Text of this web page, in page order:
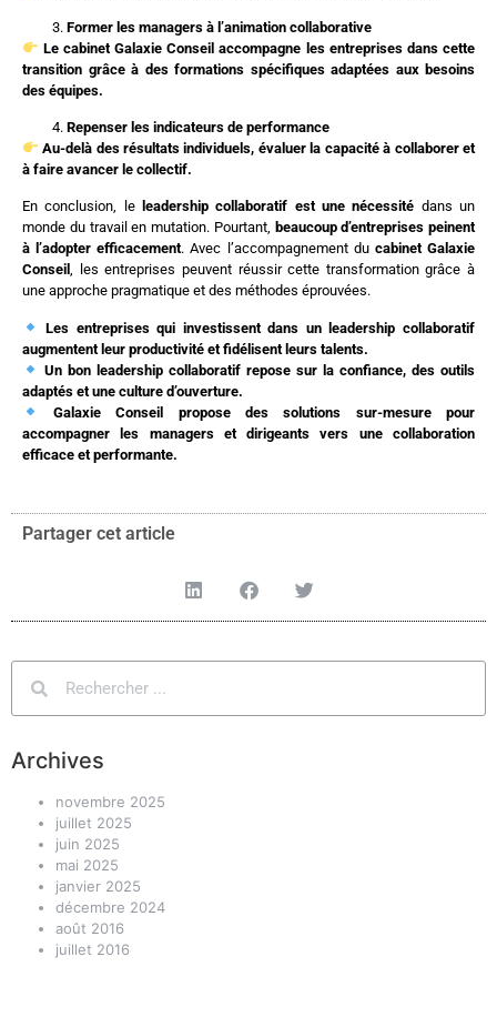
Former les managers à l’animation collaborative
Le cabinet Galaxie Conseil accompagne les entreprises dans cette
transition grâce à des formations spécifiques adaptées aux besoins
des équipes.
Repenser les indicateurs de performance
Au-delà des résultats individuels, évaluer la capacité à collaborer et
à faire avancer le collectif.
En conclusion, le leadership collaboratif est une nécessité dans un
monde du travail en mutation. Pourtant, beaucoup d’entreprises peinent
à l’adopter efficacement. Avec l’accompagnement du cabinet Galaxie
Conseil , les entreprises peuvent réussir cette transformation grâce à
une approche pragmatique et des méthodes éprouvées.
Les entreprises qui investissent dans un leadership collaboratif
augmentent leur productivité et fidélisent leurs talents.
Un bon leadership collaboratif repose sur la confiance, des outils
adaptés et une culture d’ouverture.
Galaxie Conseil propose des solutions sur-mesure pour
accompagner les managers et dirigeants vers une collaboration
efficace et performante.
Partager cet article
Archives
novembre 2025
juillet 2025
juin 2025
mai 2025
janvier 2025
décembre 2024
août 2016
juillet 2016